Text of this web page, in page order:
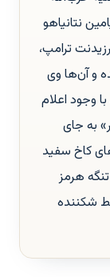
نتانیاهو
ترامپ،
و آن‌ها وی
وجود اعلام
به جای
کاخ سفید
هرمز
شکننده